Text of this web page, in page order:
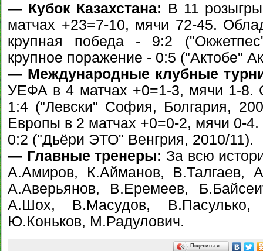
— Кубок Казахстана: В 11
матчах +23=7-10, мячи 72-45.
крупная победа - 9:2
крупное поражение - 0:5 ("Актобе"
— Международные клубные
УЕФА в 4 матчах +0=1-3, мячи 1-8.
1:4 ("Левски" София, Болгария,
Европы в 2 матчах +0=0-2, мячи 0-
0:2 ("Дьёри ЭТО" Венгрия, 2010/11).
— Главные тренеры: За всю
А.Амиров, К.Айманов, В.Талгаев,
А.Аверьянов, В.Еремеев,
А.Шох, В.Масудов, В.Пасулько,
Ю.Коньков, М.Радулович.
Поделиться…